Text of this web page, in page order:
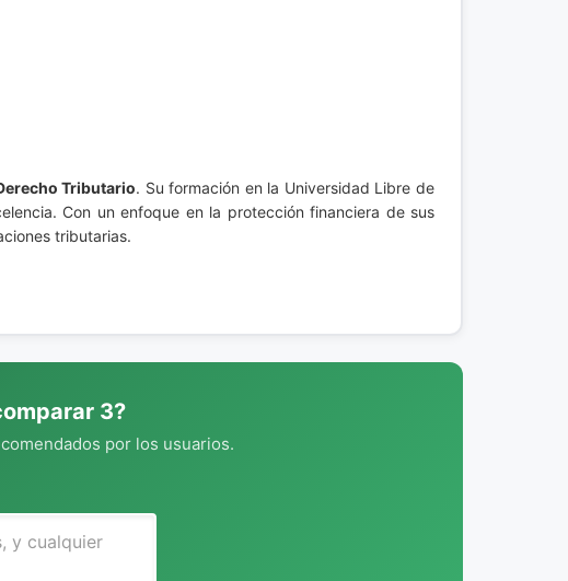
Tributario. Su formación en la Universidad Libre de
Con un enfoque en la protección financiera de sus
tributarias.
3?
por los usuarios.